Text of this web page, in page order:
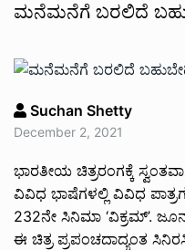
ಮನೆಮನೆಗೆ ಬರಲಿದೆ
Suchan Shetty
December 2, 2021
ಭಾರತೀಯ ಚಿತ್ರರಂಗಕ್ಕೆ
ವಿವಿಧ ಭಾಷೆಗಳಲ್ಲಿ ವಿವಿಧ
232ನೇ ಸಿನಿಮಾ ‘ವಿಕ್ರಮ್’.
ಈ ಚಿತ್ರ ಪ್ರಪಂಚದಾದ್ಯಂತ